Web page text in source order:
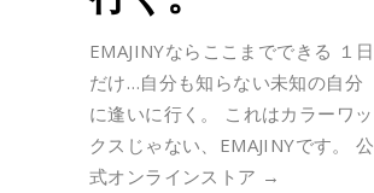
EMAJINYならここまでできる １日
だけ…自分も知らない未知の自分
に逢いに行く。 これはカラーワッ
クスじゃない、EMAJINYです。 公
式オンラインストア →